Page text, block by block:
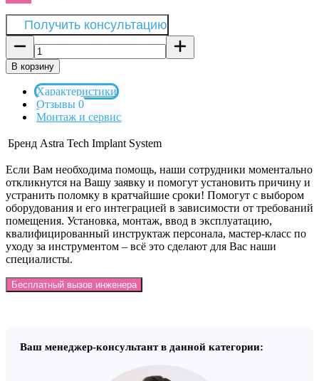
Получить консультацию
В корзину
Характеристики
Отзывы 0
Монтаж и сервис
Бренд Astra Tech Implant System
Если Вам необходима помощь, наши сотрудники моментально
откликнутся на Вашу заявку и помогут установить причину и
устранить поломку в кратчайшие сроки! Помогут с выбором
оборудования и его интеграцией в зависимости от требований
помещения. Установка, монтаж, ввод в эксплуатацию,
квалифицированный инструктаж персонала, мастер-класс по
уходу за инструментом – всё это сделают для Вас наши
специалисты.
Бесплатный вызов инженера
Ваш менеджер-консультант в данной категории: